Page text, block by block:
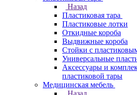
Назад
Пластиковая тара
Пластиковые лотки
Откидные короба
Выдвижные короба
Стойки с
Универсальные
Аксессуары и
пластиковой тары
Медицинская мебель
Назад